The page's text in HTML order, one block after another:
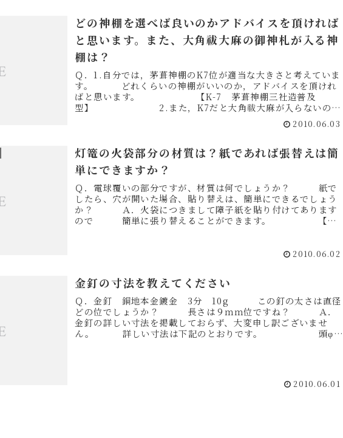
どの神棚を選べば良いのかアドバイスを頂ければ
と思います。また、大角祓大麻の御神札が入る神
棚は？
Ｑ．1.自分では，茅葺神棚のK7位が適当な大きさと考えていま
す。 どれくらいの神棚がいいのか，アドバイスを頂けれ
ばと思います。 【K-7 茅葺神棚三社造普及
型】 2.また，K7だと大角祓大麻が入らないので
2010.06.03
灯篭の火袋部分の材質は？紙であれば張替えは簡
単にできますか？
Ｑ．電球覆いの部分ですが、材質は何でしょうか？ 紙で
したら、穴が開いた場合、貼り替えは、簡単にできるでしょう
か？ Ａ．火袋につきまして障子紙を貼り付けてあります
ので 簡単に張り替えることができます。 【灯
2010.06.02
金釘の寸法を教えてください
Ｑ．金釘 銅地本金鍍金 3分 10g この釘の太さは直径
どの位でしょうか？ 長さは９ｍｍ位ですね？ Ａ．
金釘の詳しい寸法を掲載しておらず、大変申し訳ございませ
ん。 詳しい寸法は下記のとおりです。 頭φ：
2010.06.01